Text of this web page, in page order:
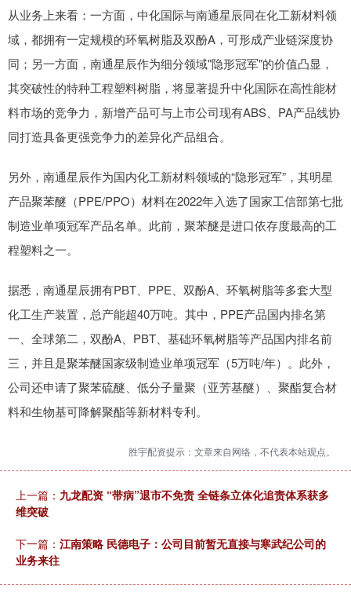
从业务上来看：一方面，中化国际与南通星辰同在化工新材料领
域，都拥有一定规模的环氧树脂及双酚A，可形成产业链深度协
同；另一方面，南通星辰作为细分领域"隐形冠军"的价值凸显，
其突破性的特种工程塑料树脂，将显著提升中化国际在高性能材
料市场的竞争力，新增产品可与上市公司现有ABS、PA产品线协
同打造具备更强竞争力的差异化产品组合。
另外，南通星辰作为国内化工新材料领域的“隐形冠军”，其明星
产品聚苯醚（PPE/PPO）材料在2022年入选了国家工信部第七批
制造业单项冠军产品名单。此前，聚苯醚是进口依存度最高的工
程塑料之一。
据悉，南通星辰拥有PBT、PPE、双酚A、环氧树脂等多套大型
化工生产装置，总产能超40万吨。其中，PPE产品国内排名第
一、全球第二，双酚A、PBT、基础环氧树脂等产品国内排名前
三，并且是聚苯醚国家级制造业单项冠军（5万吨/年）。此外，
公司还申请了聚苯硫醚、低分子量聚（亚芳基醚）、聚酯复合材
料和生物基可降解聚酯等新材料专利。
胜宇配资提示：文章来自网络，不代表本站观点。
上一篇： 九龙配资 “带病”退市不免责 全链条立体化追责体系获多
维突破
下一篇： 江南策略 民德电子：公司目前暂无直接与寒武纪公司的
业务来往